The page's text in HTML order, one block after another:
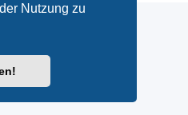
Nutzung zu